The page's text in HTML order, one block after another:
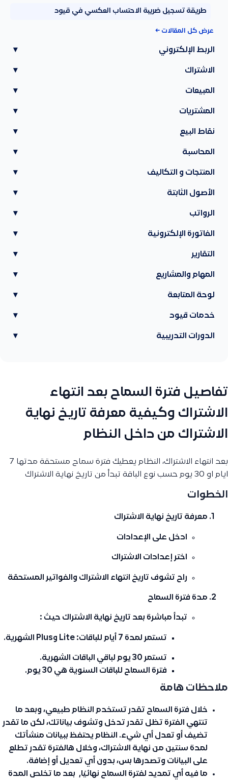
طريقة تسجيل ضريبة الاحتساب العكسي في قيود
عرض كل المقالات ←
الربط الإلكتروني ▾
الاشتراك ▾
المبيعات ▾
المشتريات ▾
نقاط البيع ▾
المحاسبة ▾
المنتجات و التكاليف ▾
الأصول الثابتة ▾
الرواتب ▾
الفاتورة الإلكترونية ▾
التقارير ▾
المهام والمشاريع ▾
لوحة المتابعة ▾
خدمات قيود ▾
الدورات التدريبية ▾
تفاصيل فترة السماح بعد انتهاء
الاشتراك وكيفية معرفة تاريخ نهاية
الاشتراك من داخل النظام
بعد انتهاء الاشتراك، النظام يعطيك فترة سماح مستحقة مدتها 7
ايام او 30 يوم حسب نوع الباقة تبدأ من تاريخ نهاية الاشتراك
الخطوات
معرفة تاريخ نهاية الاشتراك
ادخل على الإعدادات
اختر إعدادات الاشتراك
راح تشوف تاريخ انتهاء الاشتراك والفواتير المستحقة
مدة فترة السماح
تبدأ مباشرة بعد تاريخ نهاية الاشتراك حيث :
تستمر لمدة 7 أيام للباقات: Lite وPlus الشهرية.
تستمر 30 يوم لباقي الباقات الشهرية.
فترة السماح للباقات السنوية هي 30 يوم.
ملاحظات هامة
خلال فترة السماح تقدر تستخدم النظام طبيعي، وبعد ما
تنتهي الفترة تظل تقدر تدخل وتشوف بياناتك، لكن ما تقدر
تضيف أو تعدل أي شيء. النظام يحتفظ ببيانات منشأتك
لمدة سنتين من نهاية الاشتراك، وخلال هالفترة تقدر تطلع
على البيانات وتصدرها بس، بدون أي تعديل أو إضافة.
ما فيه أي تمديد لفترة السماح نهائيًا, بعد ما تخلص المدة